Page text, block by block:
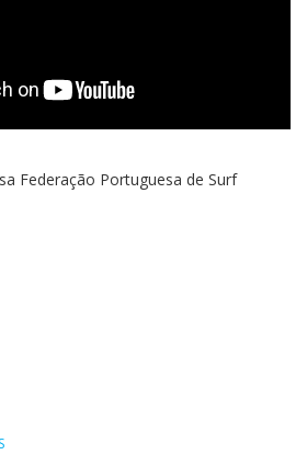
Federação Portuguesa de Surf